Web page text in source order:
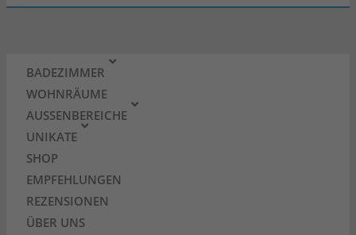
BADEZIMMER
WOHNRÄUME
AUSSENBEREICHE
UNIKATE
SHOP
EMPFEHLUNGEN
REZENSIONEN
ÜBER UNS